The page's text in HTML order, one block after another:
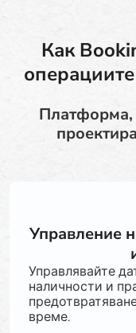
Как
Платформа,
Управление
Управлявайте
наличности и
време.